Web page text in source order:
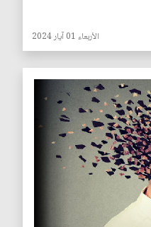
الأربعاء 01 آيار 2024